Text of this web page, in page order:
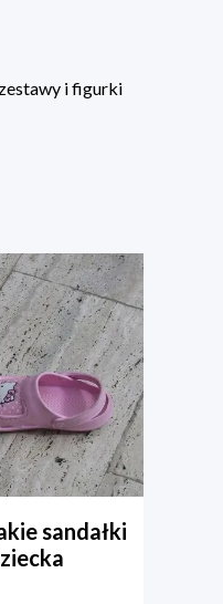
i figurki
sandałki